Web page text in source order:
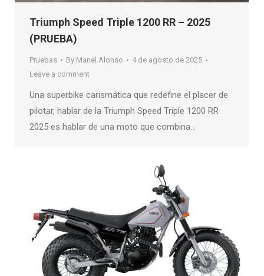
Triumph Speed Triple 1200 RR – 2025
(PRUEBA)
Pruebas By Manel Alonso
4 de agosto de 2025
Leave a comment
Una superbike carismática que redefine el placer de
pilotar, hablar de la Triumph Speed Triple 1200 RR
2025 es hablar de una moto que combina…